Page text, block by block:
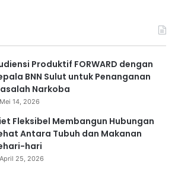
Produktif FORWARD dengan
BNN Sulut untuk Penanganan
Narkoba
Mei 14, 2026
Fleksibel Membangun Hubungan
Antara Tubuh dan Makanan
hari
April 25, 2026